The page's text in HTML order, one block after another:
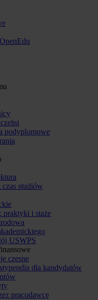
podyplomowe
studiów
praktyki i staże
USWPS
czesne
dla kandydatów
pracodawcę